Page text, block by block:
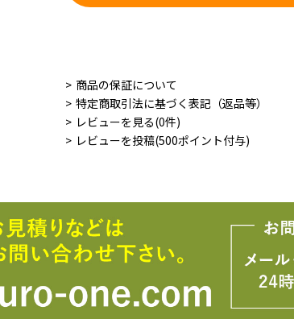
商品の保証について
特定商取引法に基づく表記（返品等）
レビューを見る(0件)
レビューを投稿(500ポイント付与)